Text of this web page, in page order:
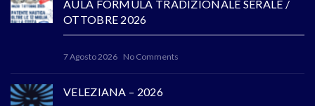
AULA FORMULA TRADIZIONALE SERALE /
OTTOBRE 2026
7 Agosto 2026 No Comments
VELEZIANA – 2026